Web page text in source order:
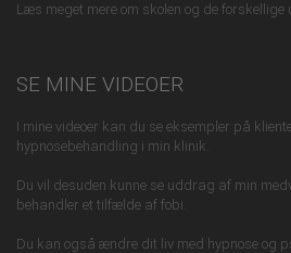
Læs meget mere om skolen og de forskellige
SE MINE VIDEOER
I mine videoer kan du se eksempler på
hypnosebehandling i min klinik.
Du vil desuden kunne se uddrag af min
behandler et tilfælde af fobi.
Du kan også ændre dit liv med hypnose og